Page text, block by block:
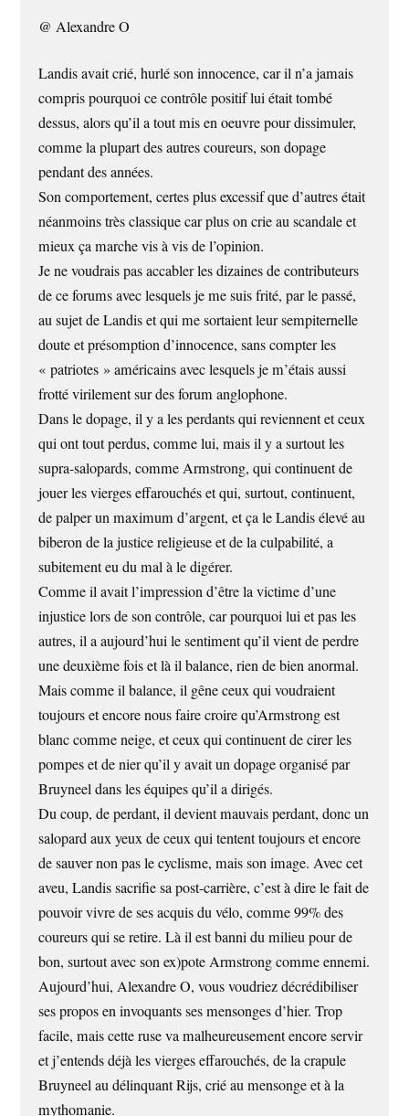
@ Alexandre O
Landis avait crié, hurlé son innocence, car il n’a jamais
compris pourquoi ce contrôle positif lui était tombé
dessus, alors qu’il a tout mis en oeuvre pour dissimuler,
comme la plupart des autres coureurs, son dopage
pendant des années.
Son comportement, certes plus excessif que d’autres était
néanmoins très classique car plus on crie au scandale et
mieux ça marche vis à vis de l’opinion.
Je ne voudrais pas accabler les dizaines de contributeurs
de ce forums avec lesquels je me suis frité, par le passé,
au sujet de Landis et qui me sortaient leur sempiternelle
doute et présomption d’innocence, sans compter les
« patriotes » américains avec lesquels je m’étais aussi
frotté virilement sur des forum anglophone.
Dans le dopage, il y a les perdants qui reviennent et ceux
qui ont tout perdus, comme lui, mais il y a surtout les
supra-salopards, comme Armstrong, qui continuent de
jouer les vierges effarouchés et qui, surtout, continuent,
de palper un maximum d’argent, et ça le Landis élevé au
biberon de la justice religieuse et de la culpabilité, a
subitement eu du mal à le digérer.
Comme il avait l’impression d’être la victime d’une
injustice lors de son contrôle, car pourquoi lui et pas les
autres, il a aujourd’hui le sentiment qu’il vient de perdre
une deuxième fois et là il balance, rien de bien anormal.
Mais comme il balance, il gêne ceux qui voudraient
toujours et encore nous faire croire qu’Armstrong est
blanc comme neige, et ceux qui continuent de cirer les
pompes et de nier qu’il y avait un dopage organisé par
Bruyneel dans les équipes qu’il a dirigés.
Du coup, de perdant, il devient mauvais perdant, donc un
salopard aux yeux de ceux qui tentent toujours et encore
de sauver non pas le cyclisme, mais son image. Avec cet
aveu, Landis sacrifie sa post-carrière, c’est à dire le fait de
pouvoir vivre de ses acquis du vélo, comme 99% des
coureurs qui se retire. Là il est banni du milieu pour de
bon, surtout avec son ex)pote Armstrong comme ennemi.
Aujourd’hui, Alexandre O, vous voudriez décrédibiliser
ses propos en invoquants ses mensonges d’hier. Trop
facile, mais cette ruse va malheureusement encore servir
et j’entends déjà les vierges effarouchés, de la crapule
Bruyneel au délinquant Rijs, crié au mensonge et à la
mythomanie.